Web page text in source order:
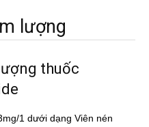
lượng
thuốc
1 dưới dạng Viên nén